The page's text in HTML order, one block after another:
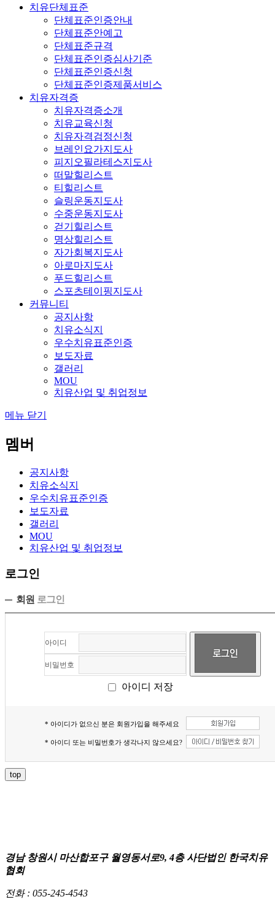
치유단체표준
단체표준인증안내
단체표준안예고
단체표준규격
단체표준인증심사기준
단체표준인증신청
단체표준인증제품서비스
치유자격증
치유자격증소개
치유교육신청
치유자격검정신청
브레인요가지도사
피지오필라테스지도사
떠말힐리스트
티힐리스트
슬링운동지도사
수중운동지도사
걷기힐리스트
명상힐리스트
자가회복지도사
아로마지도사
푸드힐리스트
스포츠테이핑지도사
커뮤니티
공지사항
치유소식지
우수치유표준인증
보도자료
갤러리
MOU
치유산업 및 취업정보
메뉴 닫기
멤버
공지사항
치유소식지
우수치유표준인증
보도자료
갤러리
MOU
치유산업 및 취업정보
로그인
회원 로그인
아이디
비밀번호
아이디 저장
* 아이디가 없으신 분은 회원가입을 해주세요
* 아이디 또는 비밀번호가 생각나지 않으세요?
top
경남 창원시 마산합포구 월영동서로9, 4층 사단법인 한국치유
협회
전화 : 055-245-4543